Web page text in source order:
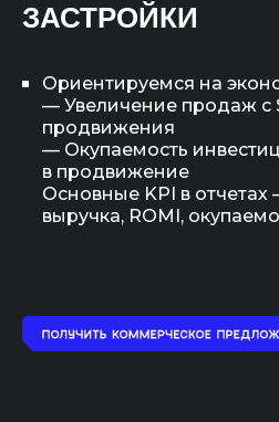
ЗАСТРОЙКИ
Ориентируемся на
— Увеличение продаж с
продвижения
— Окупаемость
в продвижение
Основные KPI в
выручка, ROMI,